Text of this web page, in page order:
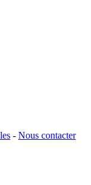
- Nous contacter